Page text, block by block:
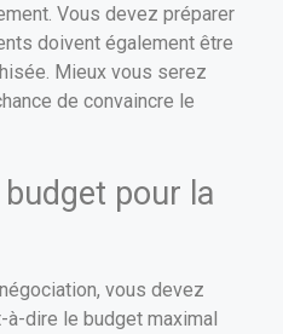
Vous devez préparer
doivent également être
Mieux vous serez
de convaincre le
pour la
vous devez
à-dire le budget maximal